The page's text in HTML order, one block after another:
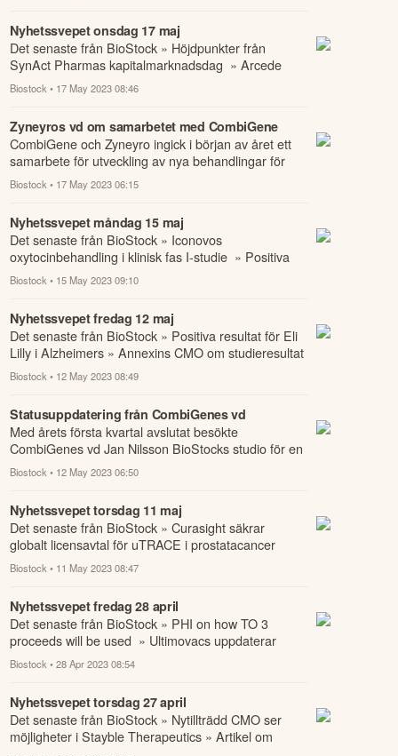
Nyhetssvepet onsdag 17 maj
Det senaste från BioStock » Höjdpunkter från
SynAct Pharmas kapitalmarknadsdag » Arcede
närmar sig dosering i tox-studie » Aqilion bryter d...
Biostock • 17 May 2023 08:46
Zyneyros vd om samarbetet med CombiGene
CombiGene och Zyneyro ingick i början av året ett
samarbete för utveckling av nya behandlingar för
behandling av svåra kroniska smärttillstå...
Biostock • 17 May 2023 06:15
Nyhetssvepet måndag 15 maj
Det senaste från BioStock » Iconovos
oxytocinbehandling i klinisk fas I-studie » Positiva
resultat för Eli Lilly i Alzheimers » Annexins CM...
Biostock • 15 May 2023 09:10
Nyhetssvepet fredag 12 maj
Det senaste från BioStock » Positiva resultat för Eli
Lilly i Alzheimers » Annexins CMO om studieresultat
och deltagande i ARVO » Statusuppd...
Biostock • 12 May 2023 08:49
Statusuppdatering från CombiGenes vd
Med årets första kvartal avslutat besökte
CombiGenes vd Jan Nilsson BioStocks studio för en
statusuppdatering kring genterapibolagets projek...
Biostock • 12 May 2023 06:50
Nyhetssvepet torsdag 11 maj
Det senaste från BioStock » Curasight säkrar
globalt licensavtal för uTRACE i prostatacancer
» Saudimarknaden öppnar sig för Chordate
» FDA...
Biostock • 11 May 2023 08:47
Nyhetssvepet fredag 28 april
Det senaste från BioStock » PHI on how TO 3
proceeds will be used » Ultimovacs uppdaterar
tidslinjen för INITIUM-studien » Nytillträdd CMO...
Biostock • 28 Apr 2023 08:54
Nyhetssvepet torsdag 27 april
Det senaste från BioStock » Nytillträdd CMO ser
möjligheter i Stayble Therapeutics » Artikel om